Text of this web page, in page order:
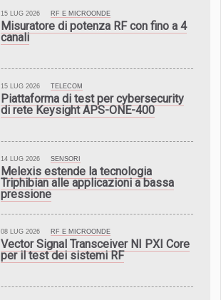
15 LUG 2026 RF E MICROONDE
Misuratore di potenza RF con fino a 4
canali
15 LUG 2026 TELECOM
Piattaforma di test per cybersecurity
di rete Keysight APS-ONE-400
14 LUG 2026 SENSORI
Melexis estende la tecnologia
Triphibian alle applicazioni a bassa
pressione
08 LUG 2026 RF E MICROONDE
Vector Signal Transceiver NI PXI Core
per il test dei sistemi RF